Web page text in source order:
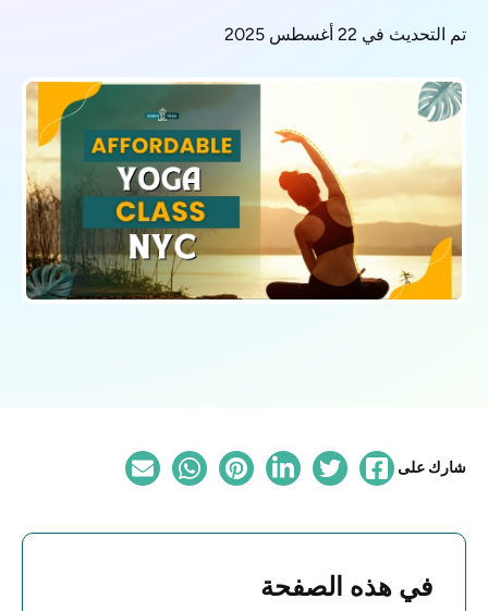
تم التحديث في 22 أغسطس 2025
شارك على
في هذه الصفحة